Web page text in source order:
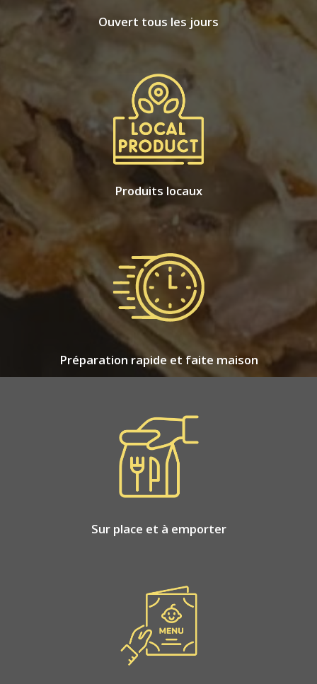
Ouvert tous les jours
Produits locaux
Préparation rapide et faite maison
Sur place et à emporter